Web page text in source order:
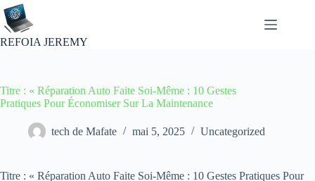
Passer
au
contenu
REFOIA JEREMY
Titre : « Réparation Auto Faite Soi-Même : 10 Gestes
Pratiques Pour Économiser Sur La Maintenance
tech de Mafate mai 5, 2025 Uncategorized
Titre : « Réparation Auto Faite Soi-Même : 10 Gestes Pratiques Pour